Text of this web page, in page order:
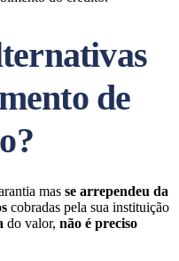
de
mas se arrependeu da
cobradas pela sua instituição
do valor, não é preciso